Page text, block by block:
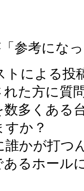
「参考にな
トによる投
た方に質
多くある
か？
誰かが打つ
るホール